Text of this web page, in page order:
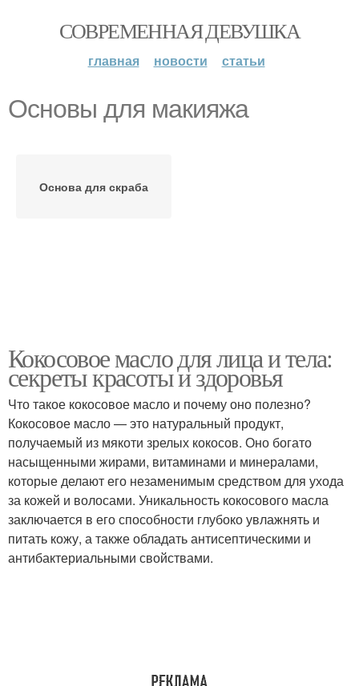
СОВРЕМЕННАЯ ДЕВУШКА
главная новости статьи
Основы для макияжа
Основа для скраба
Кокосовое масло для лица и тела:
секреты красоты и здоровья
Что такое кокосовое масло и почему оно полезно?
Кокосовое масло — это натуральный продукт,
получаемый из мякоти зрелых кокосов. Оно богато
насыщенными жирами, витаминами и минералами,
которые делают его незаменимым средством для ухода
за кожей и волосами. Уникальность кокосового масла
заключается в его способности глубоко увлажнять и
питать кожу, а также обладать антисептическими и
антибактериальными свойствами.